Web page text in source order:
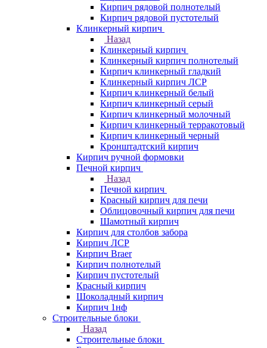
Кирпич рядовой полнотелый
Кирпич рядовой пустотелый
Клинкерный кирпич
Назад
Клинкерный кирпич
Клинкерный кирпич полнотелый
Кирпич клинкерный гладкий
Клинкерный кирпич ЛСР
Кирпич клинкерный белый
Кирпич клинкерный серый
Кирпич клинкерный молочный
Кирпич клинкерный терракотовый
Кирпич клинкерный черный
Кронштадтский кирпич
Кирпич ручной формовки
Печной кирпич
Назад
Печной кирпич
Красный кирпич для печи
Облицовочный кирпич для печи
Шамотный кирпич
Кирпич для столбов забора
Кирпич ЛСР
Кирпич Braer
Кирпич полнотелый
Кирпич пустотелый
Красный кирпич
Шоколадный кирпич
Кирпич 1нф
Строительные блоки
Назад
Строительные блоки